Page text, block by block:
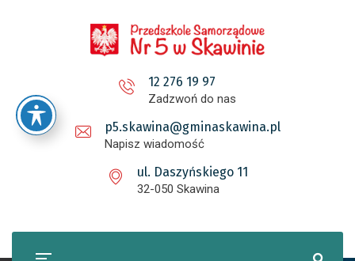
12 276 19 97
Zadzwoń do nas
p5.skawina@gminaskawina.pl
Napisz wiadomość
ul. Daszyńskiego 11
32-050 Skawina